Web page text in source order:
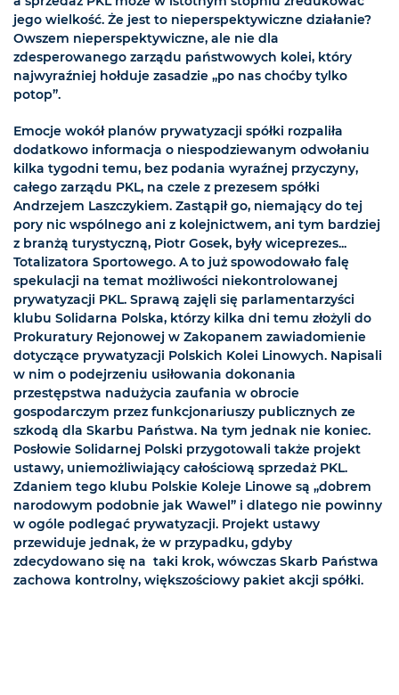
jego wielkość. Że jest to nieperspektywiczne działanie?
Owszem nieperspektywiczne, ale nie dla
zdesperowanego zarządu państwowych kolei, który
najwyraźniej hołduje zasadzie „po nas choćby tylko
potop”.
Emocje wokół planów prywatyzacji spółki rozpaliła
dodatkowo informacja o niespodziewanym odwołaniu
kilka tygodni temu, bez podania wyraźnej przyczyny,
całego zarządu PKL, na czele z prezesem spółki
Andrzejem Laszczykiem. Zastąpił go, niemający do tej
pory nic wspólnego ani z kolejnictwem, ani tym bardziej
z branżą turystyczną, Piotr Gosek, były wiceprezes...
Totalizatora Sportowego. A to już spowodowało falę
spekulacji na temat możliwości niekontrolowanej
prywatyzacji PKL. Sprawą zajęli się parlamentarzyści
klubu Solidarna Polska, którzy kilka dni temu złożyli do
Prokuratury Rejonowej w Zakopanem zawiadomienie
dotyczące prywatyzacji Polskich Kolei Linowych. Napisali
w nim o podejrzeniu usiłowania dokonania
przestępstwa nadużycia zaufania w obrocie
gospodarczym przez funkcjonariuszy publicznych ze
szkodą dla Skarbu Państwa. Na tym jednak nie koniec.
Posłowie Solidarnej Polski przygotowali także projekt
ustawy, uniemożliwiający całościową sprzedaż PKL.
Zdaniem tego klubu Polskie Koleje Linowe są „dobrem
narodowym podobnie jak Wawel” i dlatego nie powinny
w ogóle podlegać prywatyzacji. Projekt ustawy
przewiduje jednak, że w przypadku, gdyby
zdecydowano się na taki krok, wówczas Skarb Państwa
zachowa kontrolny, większościowy pakiet akcji spółki.